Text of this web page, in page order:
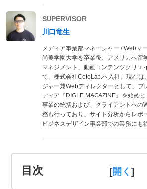
SUPERVISOR
川口竜生
メディア事業部マネージャー / Webマ
尚美学園大学を卒業後、アメリカへ留
マネジメント、動画コンテンツクリエ
て、株式会社CotoLab.へ入社。現在は
ジャー兼Webディレクターとして、プ
ディア『DIGLE MAGAZINE』を始め
事業の統括および、クライアントへの
務も行っており、サイト分析からレポ
ビジネスデザイン事業部での業務にも
目次 [ ]